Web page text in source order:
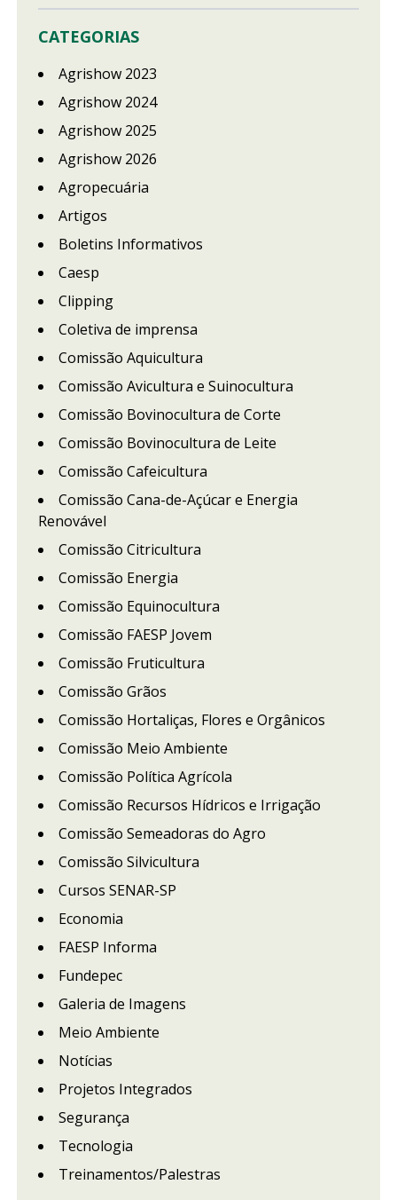
CATEGORIAS
Agrishow 2023
Agrishow 2024
Agrishow 2025
Agrishow 2026
Agropecuária
Artigos
Boletins Informativos
Caesp
Clipping
Coletiva de imprensa
Comissão Aquicultura
Comissão Avicultura e Suinocultura
Comissão Bovinocultura de Corte
Comissão Bovinocultura de Leite
Comissão Cafeicultura
Comissão Cana-de-Açúcar e Energia
Renovável
Comissão Citricultura
Comissão Energia
Comissão Equinocultura
Comissão FAESP Jovem
Comissão Fruticultura
Comissão Grãos
Comissão Hortaliças, Flores e Orgânicos
Comissão Meio Ambiente
Comissão Política Agrícola
Comissão Recursos Hídricos e Irrigação
Comissão Semeadoras do Agro
Comissão Silvicultura
Cursos SENAR-SP
Economia
FAESP Informa
Fundepec
Galeria de Imagens
Meio Ambiente
Notícias
Projetos Integrados
Segurança
Tecnologia
Treinamentos/Palestras